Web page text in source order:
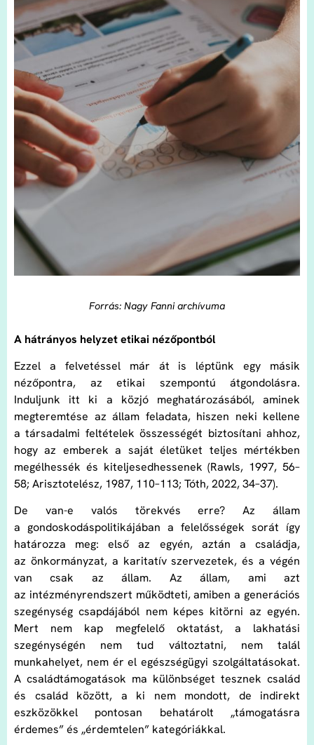
Forrás: Nagy Fanni archívuma
A hátrányos helyzet etikai nézőpontból
Ezzel a felvetéssel már át is léptünk egy másik
nézőpontra, az etikai szempontú átgondolásra.
Induljunk itt ki a közjó meghatározásából, aminek
megteremtése az állam feladata, hiszen neki kellene
a társadalmi feltételek összességét biztosítani ahhoz,
hogy az emberek a saját életüket teljes mértékben
megélhessék és kiteljesedhessenek (Rawls, 1997, 56–
58; Arisztotelész, 1987, 110–113; Tóth, 2022, 34–37).
De van-e valós törekvés erre? Az állam
a gondoskodáspolitikájában a felelősségek sorát így
határozza meg: első az egyén, aztán a családja,
az önkormányzat, a karitatív szervezetek, és a végén
van csak az állam. Az állam, ami azt
az intézményrendszert működteti, amiben a generációs
szegénység csapdájából nem képes kitörni az egyén.
Mert nem kap megfelelő oktatást, a lakhatási
szegénységén nem tud változtatni, nem talál
munkahelyet, nem ér el egészségügyi szolgáltatásokat.
A családtámogatások ma különbséget tesznek család
és család között, a ki nem mondott, de indirekt
eszközökkel pontosan behatárolt „támogatásra
érdemes” és „érdemtelen” kategóriákkal.